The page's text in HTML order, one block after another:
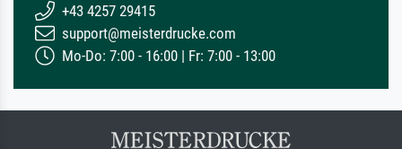
+43 4257 29415
support@meisterdrucke.com
Mo-Do: 7:00 - 16:00 | Fr: 7:00 - 13:00